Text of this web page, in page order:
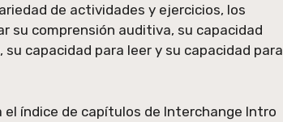
de actividades y ejercicios, los
su comprensión auditiva, su capacidad
capacidad para leer y su capacidad para
índice de capítulos de Interchange Intro